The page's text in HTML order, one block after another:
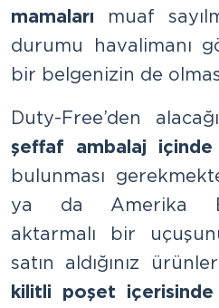
mamaları muaf
durumu havalimanı
bir belgenizin de
Duty-Free’den
şeffaf ambalaj içinde
bulunması
ya da Amerika
aktarmalı bir
satın aldığınız
kilitli poşet